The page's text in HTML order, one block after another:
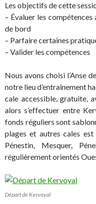
Les objectifs de cette
– Évaluer les
de bord
– Parfaire certaines
– Valider les compétences
Nous avons choisi l’Anse
notre lieu d’entraînement
cale accessible, gratuite,
alors s’effectuer entre
fonds réguliers sont
plages et autres cales
Pénestin, Mesquer,
régulièrement orientés
Départ de Kervoyal